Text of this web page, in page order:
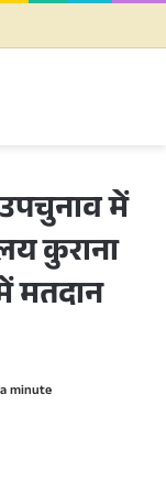
में
कुराना
मतदान
minute